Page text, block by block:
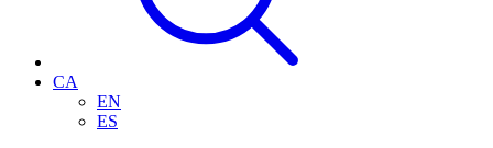
CA
EN
ES